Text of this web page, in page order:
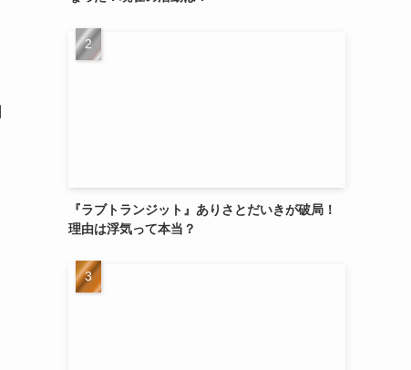
『ラブトランジット』ありさとだいきが破局！
理由は浮気って本当？